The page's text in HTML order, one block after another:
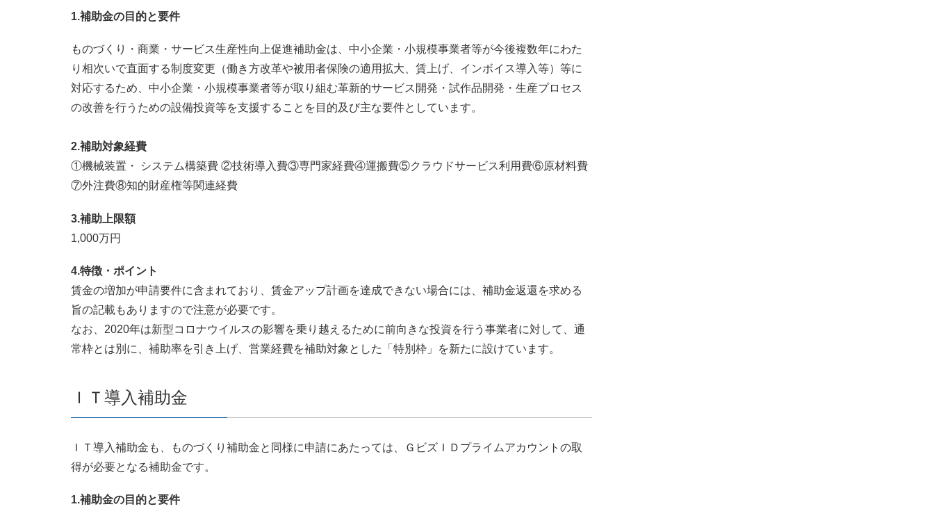
1.補助金の目的と要件
ものづくり・商業・サービス生産性向上促進補助金は、中小企業・小規模事業者等が今後複数年にわた
り相次いで直面する制度変更（働き方改革や被用者保険の適用拡大、賃上げ、インボイス導入等）等に
対応するため、中小企業・小規模事業者等が取り組む革新的サービス開発・試作品開発・生産プロセス
の改善を行うための設備投資等を支援することを目的及び主な要件としています。
2.補助対象経費
①機械装置・ システム構築費 ②技術導入費③専門家経費④運搬費⑤クラウドサービス利用費⑥原材料費
⑦外注費⑧知的財産権等関連経費
3.補助上限額
1,000万円
4.特徴・ポイント
賃金の増加が申請要件に含まれており、賃金アップ計画を達成できない場合には、補助金返還を求める
旨の記載もありますので注意が必要です。
なお、2020年は新型コロナウイルスの影響を乗り越えるために前向きな投資を行う事業者に対して、通
常枠とは別に、補助率を引き上げ、営業経費を補助対象とした「特別枠」を新たに設けています。
ＩＴ導入補助金
ＩＴ導入補助金も、ものづくり補助金と同様に申請にあたっては、ＧビズＩＤプライムアカウントの取
得が必要となる補助金です。
1.補助金の目的と要件